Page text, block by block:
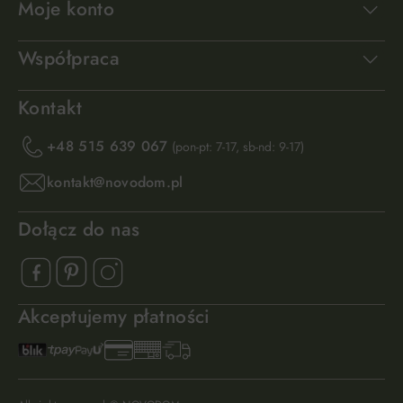
Moje konto
Współpraca
Kontakt
+48 515 639 067 (pon-pt: 7-17, sb-nd: 9-17)
kontakt@novodom.pl
Dołącz do nas
Akceptujemy płatności